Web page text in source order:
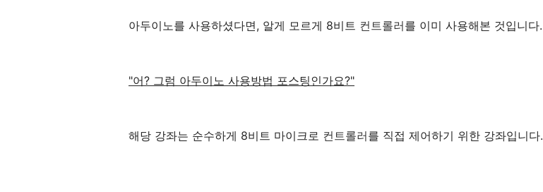
아두이노를 사용하셨다면, 알게 모르게 8비트 컨트롤러를 이미 사용해본 것입니다.
"어? 그럼 아두이노 사용방법 포스팅인가요?"
해당 강좌는 순수하게 8비트 마이크로 컨트롤러를 직접 제어하기 위한 강좌입니다.